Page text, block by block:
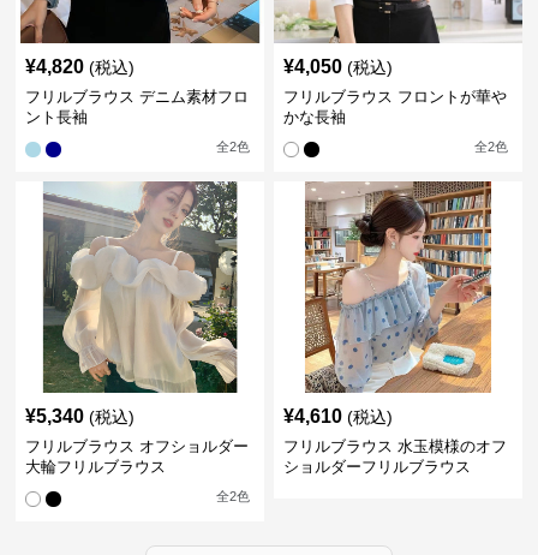
¥4,820 (税込)
フリルブラウス デニム素材フロ
ント長袖
全2色
¥4,050 (税込)
フリルブラウス フロントが華や
かな長袖
全2色
¥5,340 (税込)
フリルブラウス オフショルダー
大輪フリルブラウス
全2色
¥4,610 (税込)
フリルブラウス 水玉模様のオフ
ショルダーフリルブラウス